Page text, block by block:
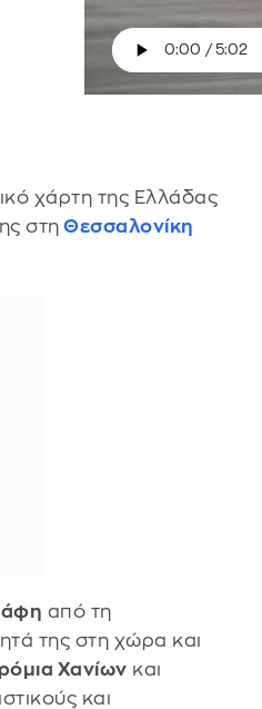
χάρτη της Ελλάδας
στη Θεσσαλονίκη
από τη
της στη χώρα και
Χανίων και
και